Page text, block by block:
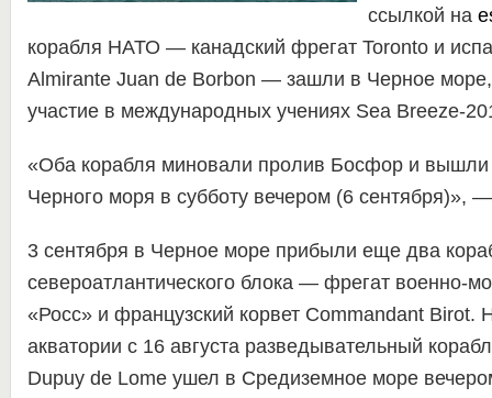
ссылкой на
корабля НАТО — канадский фрегат Toronto и
Almirante Juan de Borbon — зашли в Черное море,
участие в международных учениях Sea Breeze-
«Оба корабля миновали пролив Босфор и вышли
Черного моря в субботу вечером (6 сентября)»,
3 сентября в Черное море прибыли еще два
североатлантического блока — фрегат военно-
«Росс» и французский корвет Commandant Birot.
акватории с 16 августа разведывательный
Dupuy de Lome ушел в Средиземное море